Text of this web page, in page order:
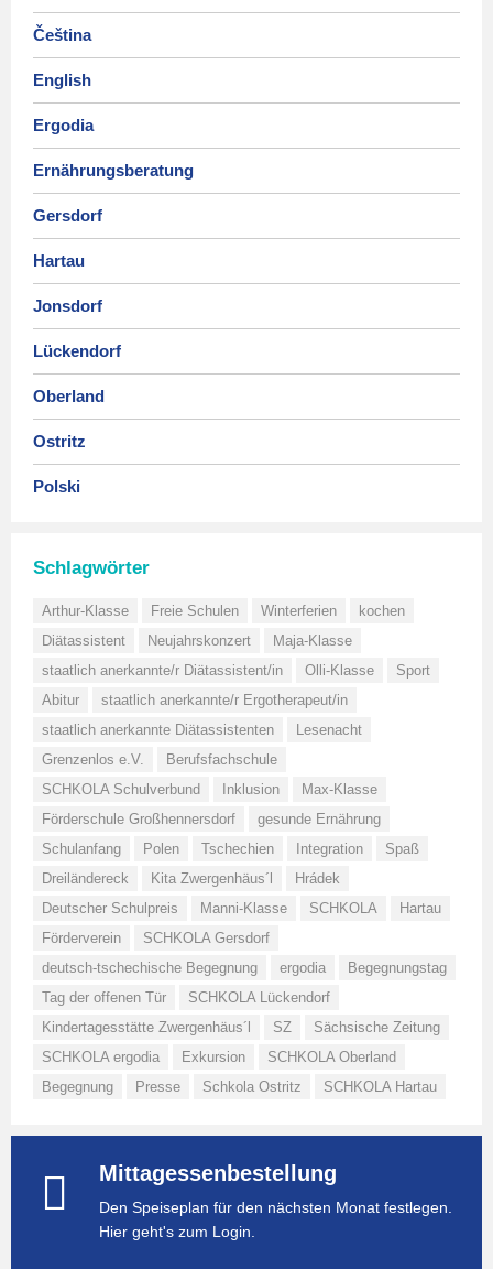
Čeština
English
Ergodia
Ernährungsberatung
Gersdorf
Hartau
Jonsdorf
Lückendorf
Oberland
Ostritz
Polski
Schlagwörter
Arthur-Klasse Freie Schulen Winterferien
kochen
Diätassistent
Neujahrskonzert
Maja-Klasse
staatlich anerkannte/r Diätassistent/in
Olli-Klasse
Sport
Abitur
staatlich anerkannte/r Ergotherapeut/in
staatlich anerkannte Diätassistenten
Lesenacht
Grenzenlos e.V.
Berufsfachschule
SCHKOLA Schulverbund
Inklusion
Max-Klasse
Förderschule Großhennersdorf
gesunde Ernährung
Schulanfang
Polen Tschechien Integration
Spaß
Dreiländereck
Kita Zwergenhäus´l
Hrádek
Deutscher Schulpreis
Manni-Klasse SCHKOLA
Hartau
Förderverein
SCHKOLA Gersdorf
deutsch-tschechische Begegnung
ergodia
Begegnungstag
Tag der offenen Tür
SCHKOLA Lückendorf
Kindertagesstätte Zwergenhäus´l
SZ
Sächsische Zeitung
SCHKOLA ergodia
Exkursion
SCHKOLA Oberland
Begegnung
Presse Schkola Ostritz SCHKOLA Hartau
Mittagessenbestellung
Den Speiseplan für den nächsten Monat festlegen.
Hier geht's zum Login.